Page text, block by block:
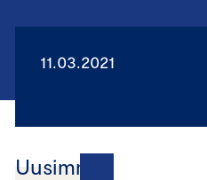
11.03.2021
Uusimmat